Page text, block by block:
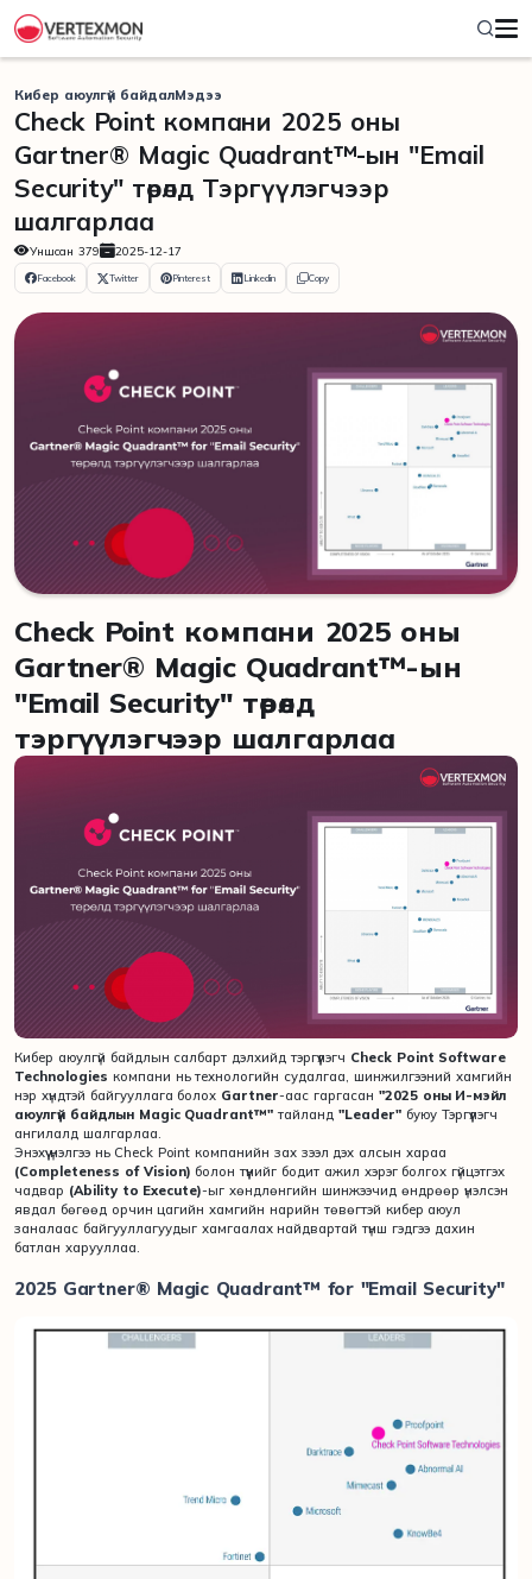
Кибер аюулгүй байдалМэдээ
Check Point компани 2025 оны
Gartner® Magic Quadrant™-ын "Email
Security" төрөлд Тэргүүлэгчээр
шалгарлаа
Уншсан 379 2025-12-17
Facebook Twitter Pinterest Linkedin Copy
Check Point компани 2025 оны
Gartner® Magic Quadrant™-ын
"Email Security" төрөлд
тэргүүлэгчээр шалгарлаа
Кибер аюулгүй байдлын салбарт дэлхийд тэргүүлэгч Check Point Software
Technologies компани нь технологийн судалгаа, шинжилгээний хамгийн
нэр хүндтэй байгууллага болох Gartner-аас гаргасан "2025 оны И-мэйл
аюулгүй байдлын Magic Quadrant™" тайланд"Leader" буюу Тэргүүлэгч
ангилалд шалгарлаа.
Энэхүү үнэлгээ нь Check Point компанийн зах зээл дэх алсын хараа
(Completeness of Vision) болон түүнийг бодит ажил хэрэг болгох гүйцэтгэх
чадвар (Ability to Execute)-ыг хөндлөнгийн шинжээчид өндрөөр үнэлсэн
явдал бөгөөд орчин цагийн хамгийн нарийн төвөгтэй кибер аюул
заналаас байгууллагуудыг хамгаалах найдвартай түнш гэдгээ дахин
батлан харууллаа.
2025 Gartner® Magic Quadrant™ for "Email Security"